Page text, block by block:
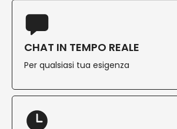
CHAT IN TEMPO REALE
Per qualsiasi tua esigenza